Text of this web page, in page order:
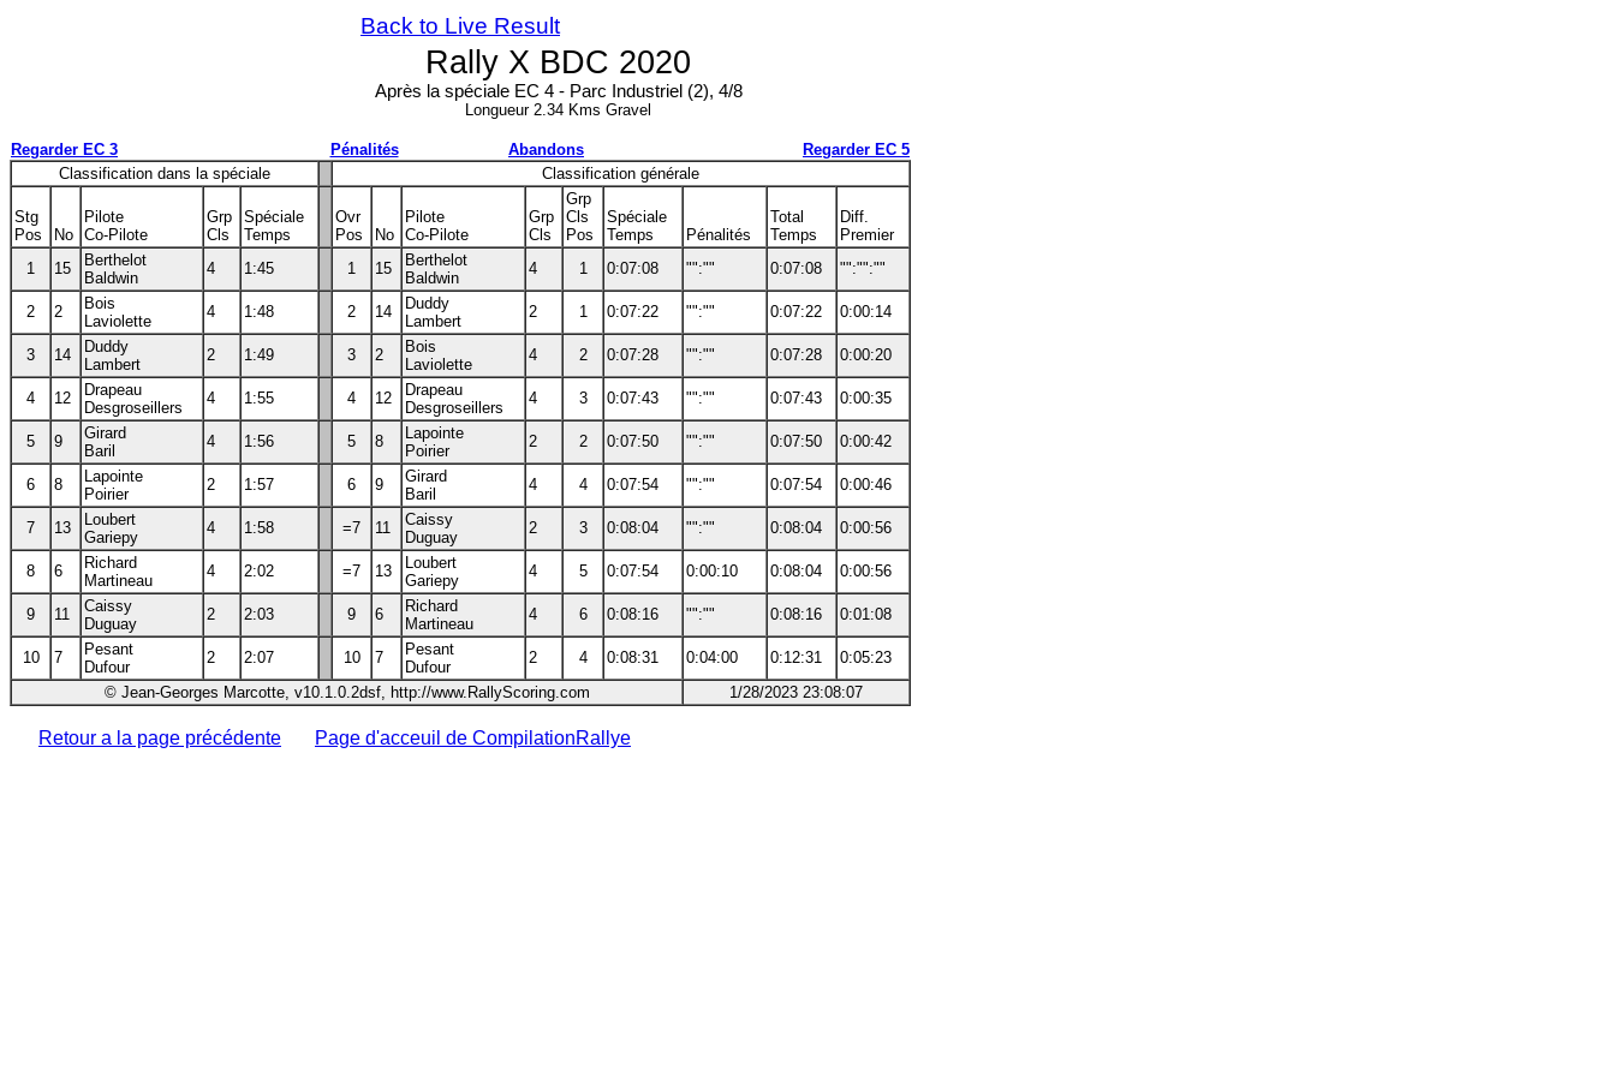
Back to Live Result
Rally X BDC 2020
Après la spéciale EC 4 - Parc Industriel (2), 4/8
Longueur 2.34 Kms Gravel
Regarder EC 3 Pénalités Abandons
Regarder EC 5
Classification dans la spéciale
Classification générale
Stg
Pos
No
Pilote
Co-Pilote
Grp
Cls
Spéciale
Temps
Ovr
Pos
No
Pilote
Co-Pilote
Grp
Cls
Grp
Cls
Pos
Spéciale
Temps
Pénalités
Total
Temps
Diff.
Premier
1
15
Berthelot
Baldwin
4 1:45 1 15
Berthelot
Baldwin
4 1 0:07:08 "":"" 0:07:08 "":"":""
2 2
Bois
Laviolette
4 1:48 2 14
Duddy
Lambert
2 1 0:07:22 "":"" 0:07:22 0:00:14
3 14
Duddy
Lambert
2 1:49 3 2
Bois
Laviolette
4 2 0:07:28 "":"" 0:07:28 0:00:20
4 12
Drapeau
Desgroseillers
4 1:55 4 12
Drapeau
Desgroseillers
4 3 0:07:43 "":"" 0:07:43 0:00:35
5 9
Girard
Baril
4 1:56 5 8
Lapointe
Poirier
2 2 0:07:50 "":"" 0:07:50 0:00:42
6 8
Lapointe
Poirier
2 1:57 6 9
Girard
Baril
4 4 0:07:54 "":"" 0:07:54 0:00:46
7 13
Loubert
Gariepy
4 1:58 =7 11
Caissy
Duguay
2 3 0:08:04 "":"" 0:08:04 0:00:56
8 6
Richard
Martineau
4 2:02 =7 13
Loubert
Gariepy
4 5 0:07:54 0:00:10 0:08:04 0:00:56
9 11
Caissy
Duguay
2 2:03 9 6
Richard
Martineau
4 6 0:08:16 "":"" 0:08:16 0:01:08
10 7
Pesant
Dufour
2 2:07 10 7
Pesant
Dufour
2 4 0:08:31 0:04:00 0:12:31
0:05:23
© Jean-Georges Marcotte, v10.1.0.2dsf, http://www.RallyScoring.com
1/28/2023 23:08:07
Retour a la page précédente Page d'acceuil de CompilationRallye